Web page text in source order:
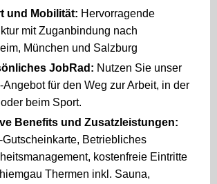
und Mobilität: Hervorragende
mit Zuganbindung nach
München und Salzburg
JobRad: Nutzen Sie unser
für den Weg zur Arbeit, in der
beim Sport.
Benefits und Zusatzleistungen:
Gutscheinkarte, Betriebliches
kostenfreie Eintritte
Thermen inkl. Sauna,